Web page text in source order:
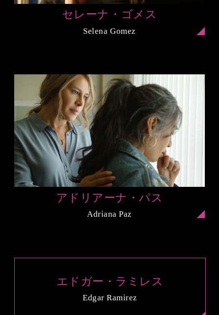
セレーナ・ゴメス
Selena Gomez
アドリアーナ・パス
Adriana Paz
エドガー・ラミレス
Edgar Ramirez